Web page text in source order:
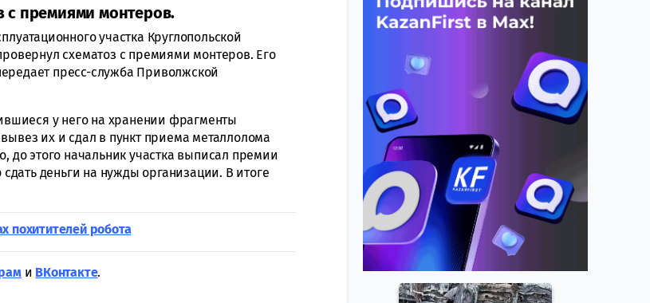
с премиями монтеров.
участка Круглопольской
схематоз с премиями монтеров. Его
пресс-служба Приволжской
у него на хранении фрагменты
их и сдал в пункт приема металлолома
до этого начальник участка выписал премии
деньги на нужды организации. В итоге
похитителей робота
и ВКонтакте.